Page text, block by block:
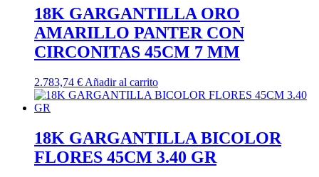
18K GARGANTILLA ORO
AMARILLO PANTER CON
CIRCONITAS 45CM 7 MM
2.783,74 € Añadir al carrito
18K GARGANTILLA BICOLOR
FLORES 45CM 3.40 GR